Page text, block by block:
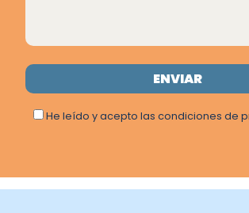
He leído y acepto las condiciones de